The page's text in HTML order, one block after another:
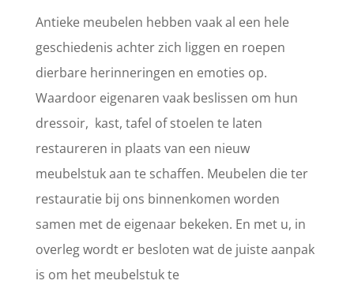
Antieke meubelen hebben vaak al een hele
geschiedenis achter zich liggen en roepen
dierbare herinneringen en emoties op.
Waardoor eigenaren vaak beslissen om hun
dressoir, kast, tafel of stoelen te laten
restaureren in plaats van een nieuw
meubelstuk aan te schaffen. Meubelen die ter
restauratie bij ons binnenkomen worden
samen met de eigenaar bekeken. En met u, in
overleg wordt er besloten wat de juiste aanpak
is om het meubelstuk te